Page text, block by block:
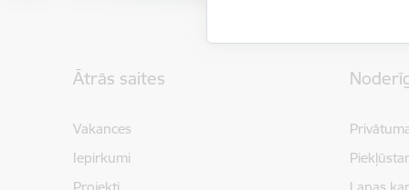
Ātrās saites
Vakances
Iepirkumi